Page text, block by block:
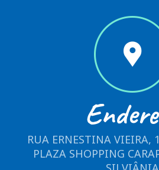
RUA ERNESTINA VIEIRA,
PLAZA SHOPPING